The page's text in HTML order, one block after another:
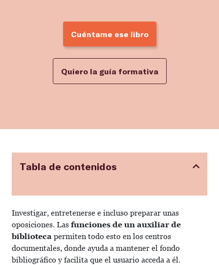
Cuéntame ese libro
Quiero la guía formativa
Tabla de contenidos
Investigar, entretenerse e incluso preparar unas
oposiciones. Las funciones de un auxiliar de
biblioteca permiten todo esto en los centros
documentales, donde ayuda a mantener el fondo
bibliográfico y facilita que el usuario acceda a él.